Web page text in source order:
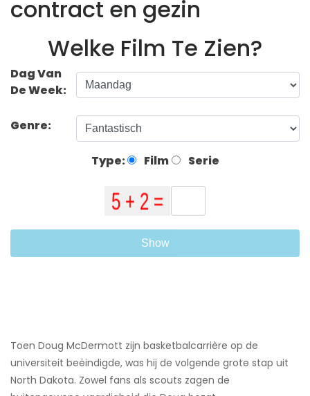
contract en gezin
Welke Film Te Zien?
Dag Van
De Week:
Genre:
Type: Film Serie
Show
Toen Doug McDermott zijn basketbalcarrière op de
universiteit beëindigde, was hij de volgende grote stap uit
North Dakota. Zowel fans als scouts zagen de